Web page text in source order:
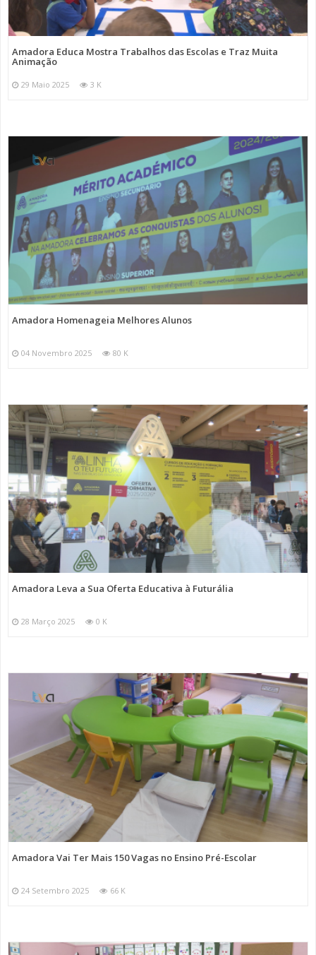
Amadora Educa Mostra Trabalhos das Escolas e Traz Muita
Animação
29 Maio 2025 3 K
Amadora Homenageia Melhores Alunos
04 Novembro 2025 80 K
Amadora Leva a Sua Oferta Educativa à Futurália
28 Março 2025 0 K
Amadora Vai Ter Mais 150 Vagas no Ensino Pré-Escolar
24 Setembro 2025 66 K